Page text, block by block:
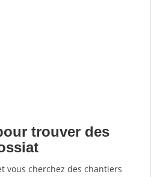
trouver des
vous cherchez des chantiers